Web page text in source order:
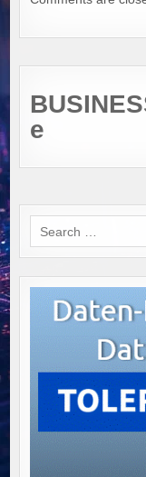
e
Search
for: